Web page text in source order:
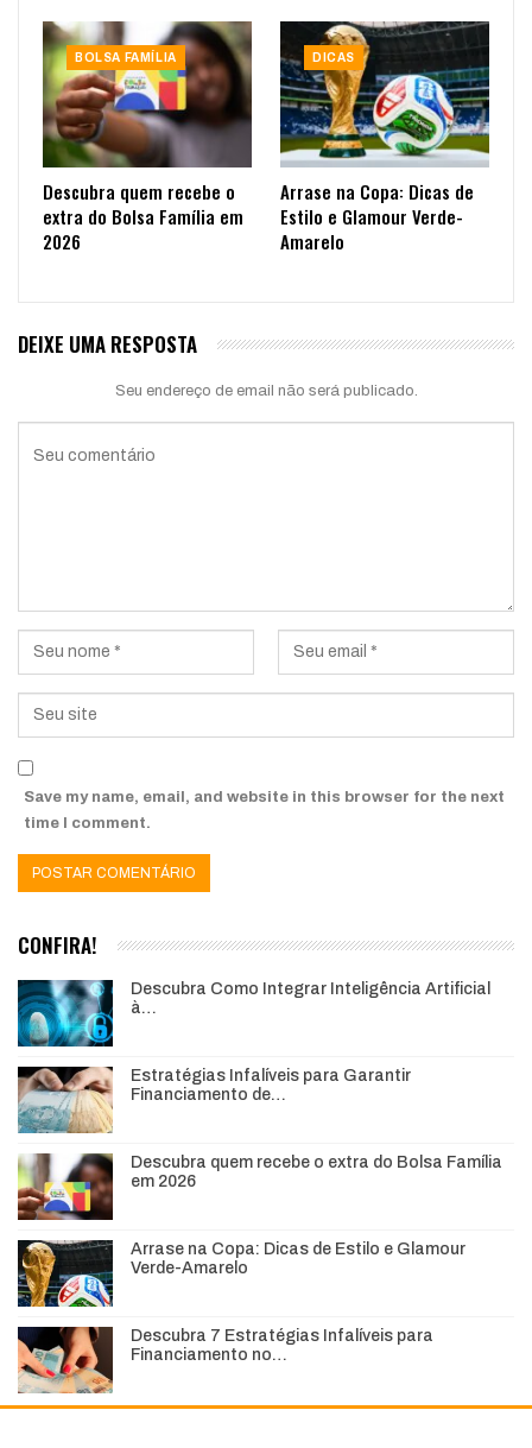
BOLSA FAMÍLIA
Descubra quem recebe o
extra do Bolsa Família em
2026
DICAS
Arrase na Copa: Dicas de
Estilo e Glamour Verde-
Amarelo
DEIXE UMA RESPOSTA
Seu endereço de email não será publicado.
Save my name, email, and website in this browser for the next
time I comment.
CONFIRA!
Descubra Como Integrar Inteligência Artificial
à…
Estratégias Infalíveis para Garantir
Financiamento de…
Descubra quem recebe o extra do Bolsa Família
em 2026
Arrase na Copa: Dicas de Estilo e Glamour
Verde-Amarelo
Descubra 7 Estratégias Infalíveis para
Financiamento no…